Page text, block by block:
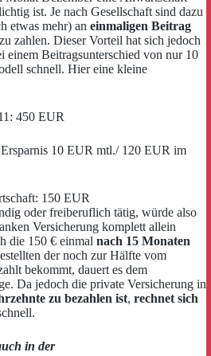
ist. Je nach Gesellschaft sind dazu
etwas mehr) an einmaligen Beitrag
zu zahlen. Dieser Vorteil hat sich jedoch
einem Beitragsunterschied von nur 10
schnell. Hier eine kleine
450 EUR
10 EUR mtl./ 120 EUR im
150 EUR
oder freiberuflich tätig, würde also
Versicherung komplett allein
die 150 € einmal nach 15 Monaten
der noch zur Hälfte vom
bekommt, dauert es dem
Da jedoch die private Versicherung in
zu bezahlen ist, rechnet sich
in der